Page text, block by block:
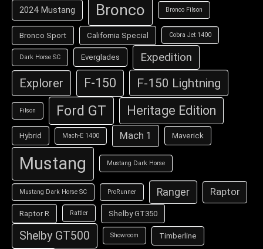
2024 Mustang Bronco Bronco Filson
Bronco Sport California Special Cobra Jet 1400
Dark Horse SC Everglades Expedition
Explorer F-150 F-150 Lightning
Filson Ford GT Heritage Edition
Hybrid Mach-E 1400 Mach 1 Maverick
Mustang Mustang Dark Horse
Mustang Dark Horse SC ProRunner Ranger Raptor
Raptor R Rattler Shelby GT350
Shelby GT500 Showroom Timberline